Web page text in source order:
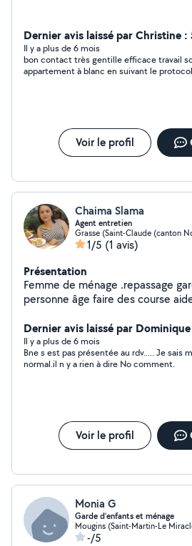
Dernier avis laissé par Christine :
Il y a plus de 6 mois
bon contact très gentille efficace travail soigné à fait un
appartement à blanc en suivant le protocole appartement
Voir le profil
Chaima Slama
Agent entretien
Grasse (Saint-Claude (canton
1/5 (1 avis)
Présentation
Femme de ménage .repassage
personne âge faire des course
et disponible
Dernier avis laissé par
Il y a plus de 6 mois
Bne s est pas présentée au rdv..... Je sais
normal.il n y a rien à dire No comment.
Voir le profil
Monia G
Garde d’enfants et ménage
Mougins (Saint-Martin-Le
-/5